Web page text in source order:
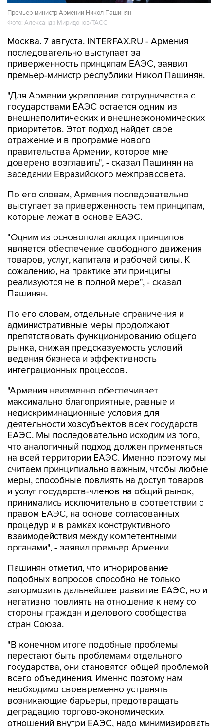
Премьер-министр Армении Никол Пашинян
Фото: Александр Миридонов/ТАСС
Москва. 7 августа. INTERFAX.RU - Армения
последовательно выступает за
приверженность принципам ЕАЭС, заявил
премьер-министр республики Никол Пашинян.
"Для Армении укрепление сотрудничества с
государствами ЕАЭС остается одним из
внешнеполитических и внешнеэкономических
приоритетов. Этот подход найдет свое
отражение и в программе нового
правительства Армении, которое мне
доверено возглавить", - сказал Пашинян на
заседании Евразийского межправсовета.
По его словам, Армения последовательно
выступает за приверженность тем принципам,
которые лежат в основе ЕАЭС.
"Одним из основополагающих принципов
является обеспечение свободного движения
товаров, услуг, капитала и рабочей силы. К
сожалению, на практике эти принципы
реализуются не в полной мере", - сказал
Пашинян.
По его словам, отдельные ограничения и
административные меры продолжают
препятствовать функционированию общего
рынка, снижая предсказуемость условий
ведения бизнеса и эффективность
интеграционных процессов.
"Армения неизменно обеспечивает
максимально благоприятные, равные и
недискриминационные условия для
деятельности хозсубъектов всех государств
ЕАЭС. Мы последовательно исходим из того,
что аналогичный подход должен применяться
на всей территории ЕАЭС. Именно поэтому мы
считаем принципиально важным, чтобы любые
меры, способные повлиять на доступ товаров
и услуг государств-членов на общий рынок,
принимались исключительно в соответствии с
правом ЕАЭС, на основе согласованных
процедур и в рамках конструктивного
взаимодействия между компетентными
органами", - заявил премьер Армении.
Пашинян отметил, что игнорирование
подобных вопросов способно не только
затормозить дальнейшее развитие ЕАЭС, но и
негативно повлиять на отношение к нему со
стороны граждан и делового сообщества
стран Союза.
"В конечном итоге подобные проблемы
перестают быть проблемами отдельного
государства, они становятся общей проблемой
всего объединения. Именно поэтому нам
необходимо своевременно устранять
возникающие барьеры, предотвращать
деградацию торгово-экономических
отношений внутри ЕАЭС, надо минимизировать